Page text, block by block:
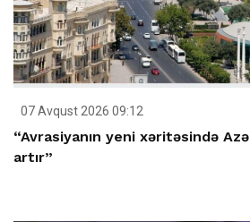
07 Avqust 2026 09:12
“Avrasiyanın yeni xəritəsində
artır”